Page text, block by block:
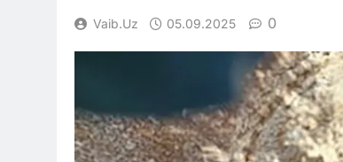
Vaib.uz 05.09.2025 0